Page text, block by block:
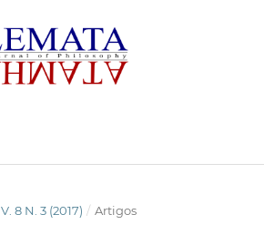
V. 8 N. 3 (2017) / Artigos